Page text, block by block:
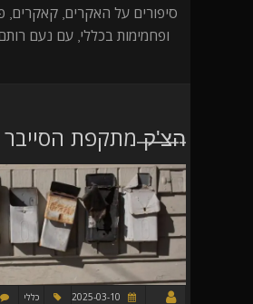
סיפורים על האקרים, קאקרים,
ופחמימות בכללי, עם נעם
̶ה̶צ̶'̶ק̶ מתקפת הסייבר
כללי